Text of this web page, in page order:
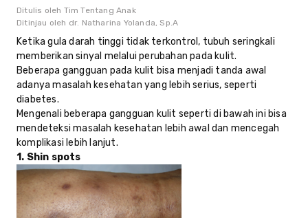
Ditulis oleh Tim Tentang Anak
Ditinjau oleh dr. Natharina Yolanda, Sp.A
Ketika gula darah tinggi tidak terkontrol, tubuh seringkali
memberikan sinyal melalui perubahan pada kulit.
Beberapa gangguan pada kulit bisa menjadi tanda awal
adanya masalah kesehatan yang lebih serius, seperti
diabetes.
Mengenali beberapa gangguan kulit seperti di bawah ini bisa
mendeteksi masalah kesehatan lebih awal dan mencegah
komplikasi lebih lanjut.
1. Shin spots